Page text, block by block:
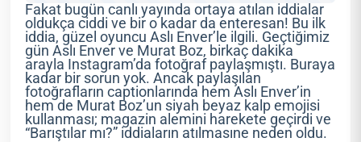
Fakat bugün canlı yayında ortaya atılan iddialar
oldukça ciddi ve bir o kadar da enteresan! Bu ilk
iddia, güzel oyuncu Aslı Enver’le ilgili. Geçtiğimiz
gün Aslı Enver ve Murat Boz, birkaç dakika
arayla Instagram’da fotoğraf paylaşmıştı. Buraya
kadar bir sorun yok. Ancak paylaşılan
fotoğrafların captionlarında hem Aslı Enver’in
hem de Murat Boz’un siyah beyaz kalp emojisi
kullanması; magazin alemini harekete geçirdi ve
“Barıştılar mı?” iddiaların atılmasıne neden oldu.